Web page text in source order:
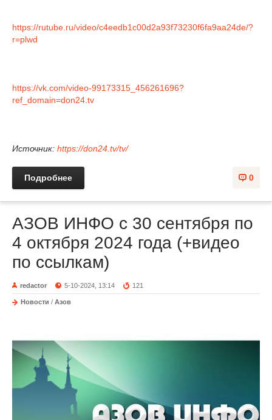
https://rutube.ru/video/c4eedb1c00d2a93f73230f6fa9aa24de/?
r=plwd
https://vk.com/video-99173315_456261696?
ref_domain=don24.tv
Источник: https://don24.tv/tv/
0
Подробнее
АЗОВ ИНФО с 30 сентября по
4 октября 2024 года (+видео
по ссылкам)
redactor 5-10-2024, 13:14 121
Новости / Азов